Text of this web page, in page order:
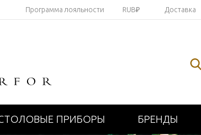
Программа лояльности RUB₽ Доставка
ПРИБОРЫ БРЕНДЫ